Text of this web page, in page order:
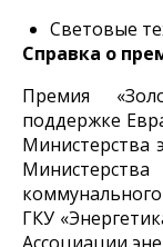
Световые
Справка о
Премия
поддержке
Министерства
ГКУ